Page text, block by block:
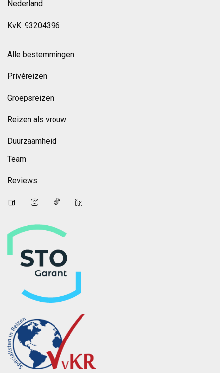
Nederland
KvK: 93204396
Alle bestemmingen
Privéreizen
Groepsreizen
Reizen als vrouw
Duurzaamheid
Team
Reviews